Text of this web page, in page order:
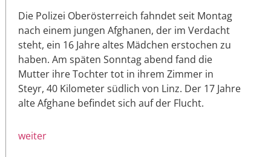
Die Polizei Oberösterreich fahndet seit Montag
nach einem jungen Afghanen, der im Verdacht
steht, ein 16 Jahre altes Mädchen erstochen zu
haben. Am späten Sonntag abend fand die
Mutter ihre Tochter tot in ihrem Zimmer in
Steyr, 40 Kilometer südlich von Linz. Der 17 Jahre
alte Afghane befindet sich auf der Flucht.
weiter